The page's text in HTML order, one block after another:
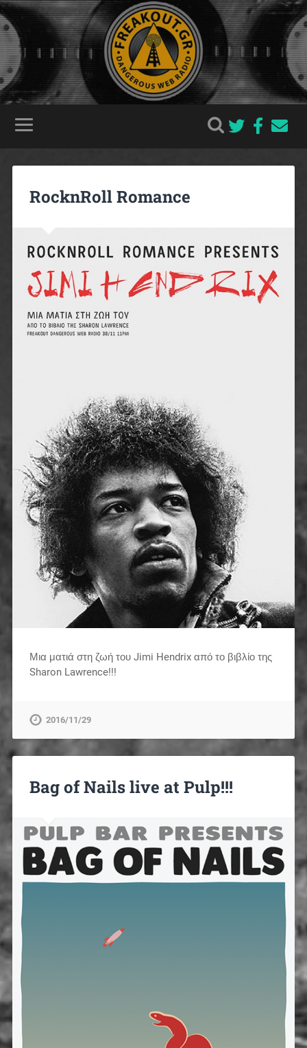
RocknRoll Romance
Μια ματιά στη ζωή του Jimi Hendrix από το βιβλίο της
Sharon Lawrence!!!
2016/11/29
Bag of Nails live at Pulp!!!